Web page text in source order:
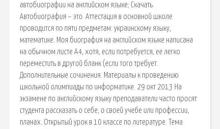
автобиографии на английском языке; Скачать.
Автобиография – это. Аттестация в основной школе
проводится по пяти предметам: украинскому языку,
математике. Моя биография на английском языке написана
на обычном листе А4, хотя, если потребуется, ее легко
переместить в другой бланк (если того требует.
Дополнительные сочинения. Материалы к проведению
школьной олимпиады по информатике. 29 окт 2013 На
экзамене по английскому языку преподаватели часто просят
студента рассказать о себе, о своей учебе или профессии,
планах. Открытый урок в 10 классе по литературе. Тема